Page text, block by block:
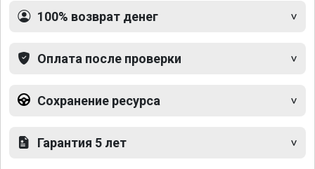
100% возврат денег
Оплата после проверки
Сохранение ресурса
Гарантия 5 лет